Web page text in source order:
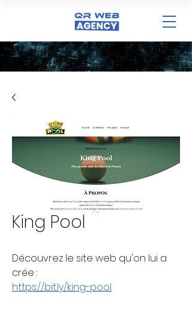
King Pool
Découvrez le site web qu'on lui a
crée :
https://bit.ly/king-pool